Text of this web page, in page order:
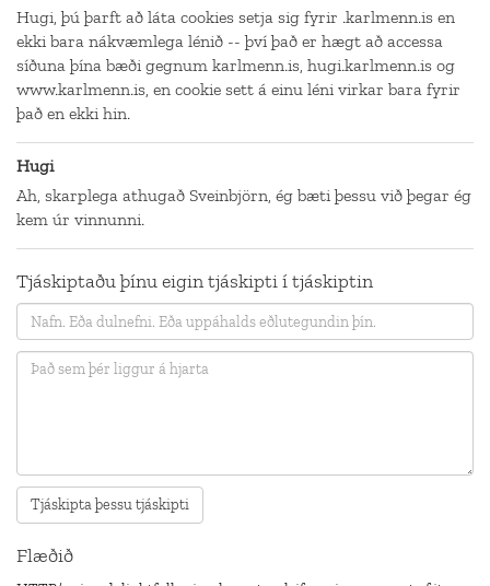
Hugi, þú þarft að láta cookies setja sig fyrir .karlmenn.is en
ekki bara nákvæmlega lénið -- því það er hægt að accessa
síðuna þína bæði gegnum karlmenn.is, hugi.karlmenn.is og
www.karlmenn.is, en cookie sett á einu léni virkar bara fyrir
það en ekki hin.
Hugi
Ah, skarplega athugað Sveinbjörn, ég bæti þessu við þegar ég
kem úr vinnunni.
Tjáskiptaðu þínu eigin tjáskipti í tjáskiptin
Flæðið